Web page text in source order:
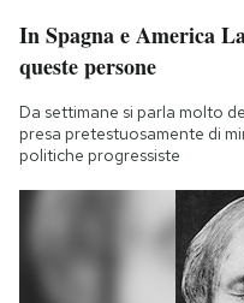
In Spagna e America
queste persone
Da settimane si parla molto
presa pretestuosamente di
politiche progressiste